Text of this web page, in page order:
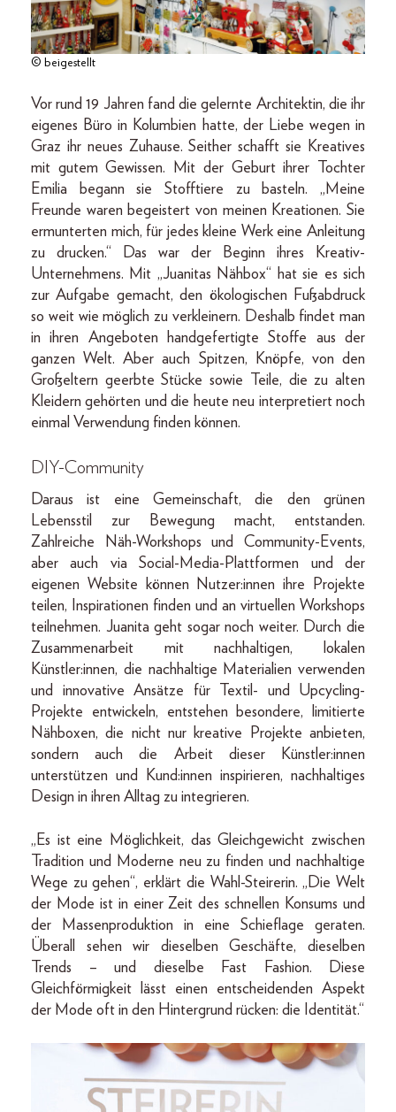
© beigestellt
Vor rund 19 Jahren fand die gelernte Architektin, die ihr
eigenes Büro in Kolumbien hatte, der Liebe wegen in
Graz ihr neues Zuhause. Seither schafft sie Kreatives
mit gutem Gewissen. Mit der Geburt ihrer Tochter
Emilia begann sie Stofftiere zu basteln. „Meine
Freunde waren begeistert von meinen Kreationen. Sie
ermunterten mich, für jedes kleine Werk eine Anleitung
zu drucken.“ Das war der Beginn ihres Kreativ-
Unternehmens. Mit „Juanitas Nähbox“ hat sie es sich
zur Aufgabe gemacht, den ökologischen Fußabdruck
so weit wie möglich zu verkleinern. Deshalb findet man
in ihren Angeboten handgefertigte Stoffe aus der
ganzen Welt. Aber auch Spitzen, Knöpfe, von den
Großeltern geerbte Stücke sowie Teile, die zu alten
Kleidern gehörten und die heute neu interpretiert noch
einmal Verwendung finden können.
DIY-Community
Daraus ist eine Gemeinschaft, die den grünen
Lebensstil zur Bewegung macht, entstanden.
Zahlreiche Näh-Workshops und Community-Events,
aber auch via Social-­Media-Plattformen und der
eigenen Website können Nutzer:innen ihre Projekte
teilen, Inspirationen finden und an virtuellen Workshops
teilnehmen. Juanita geht sogar noch weiter. Durch die
Zusammenarbeit mit nachhaltigen, lokalen
Künstler:innen, die nachhaltige Materialien verwenden
und innovative Ansätze für Textil- und Upcycling-
Projekte entwickeln, entstehen besondere, limitierte
Nähboxen, die nicht nur kreative Projekte anbieten,
sondern auch die Arbeit dieser Künstler:innen
unterstützen und Kund:innen inspirieren, nachhaltiges
Design in ihren Alltag zu integrieren.
„Es ist eine Möglichkeit, das Gleichgewicht zwischen
Tradition und Moderne neu zu finden und nachhaltige
Wege zu gehen“, erklärt die Wahl-Steirerin. „Die Welt
der Mode ist in einer Zeit des schnellen Konsums und
der Massenproduktion in eine Schieflage geraten.
Überall sehen wir dieselben Geschäfte, dieselben
Trends – und dieselbe Fast Fashion. Diese
Gleichförmigkeit lässt einen entscheidenden Aspekt
der Mode oft in den Hintergrund rücken: die Identität.“